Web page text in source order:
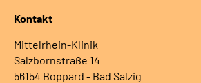
Kontakt
Mittelrhein-Klinik
Salzbornstraße 14
56154 Boppard - Bad Salzig